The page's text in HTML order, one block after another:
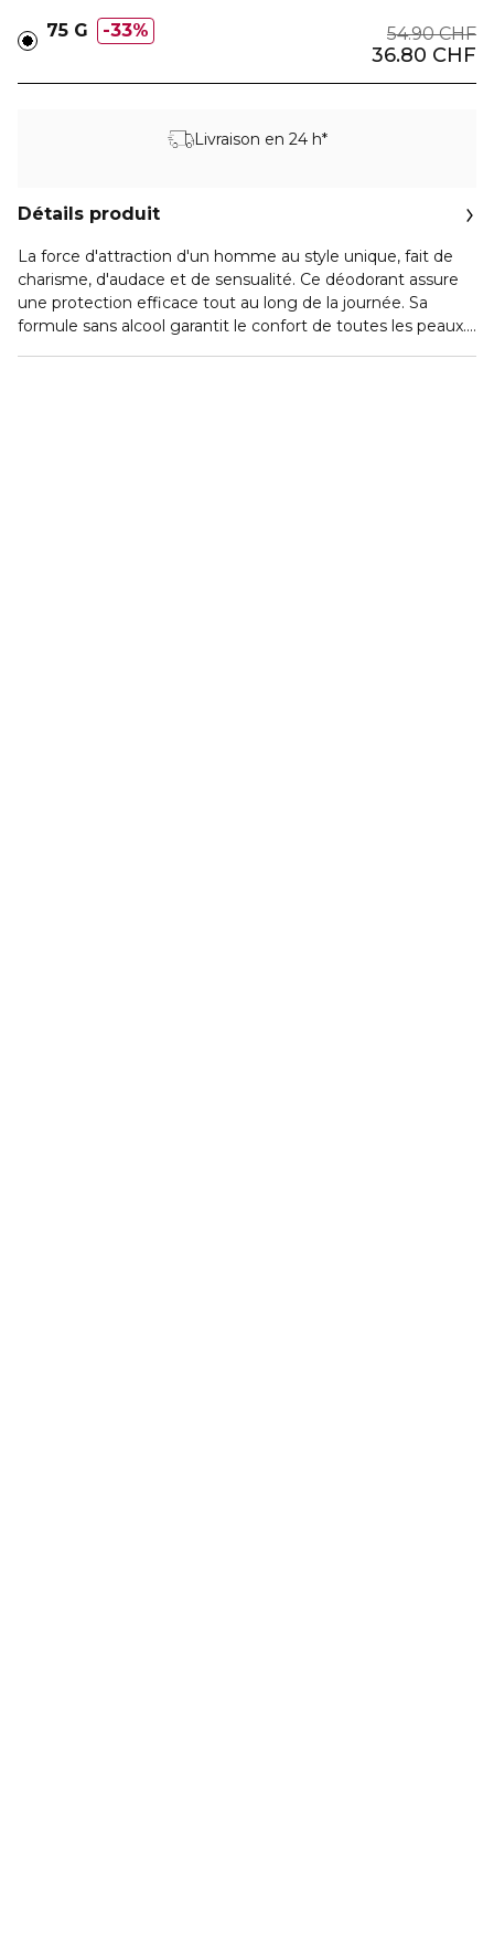
75 G 33% 54.90 CHF
36.80 CHF
Livraison en 24 h*
Détails produit
La force d'attraction d'un homme au style unique, fait de
charisme, d'audace et de sensualité. Ce déodorant assure
une protection efficace tout au long de la journée. Sa
formule sans alcool garantit le confort de toutes les peaux.